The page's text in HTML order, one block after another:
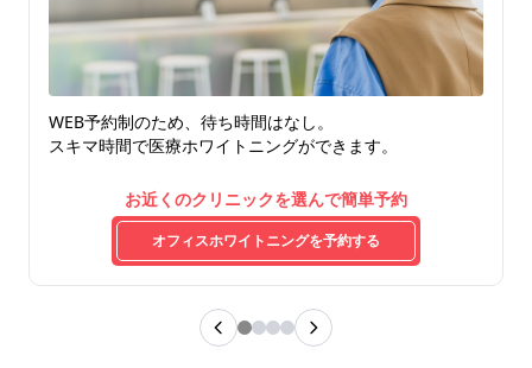
WEB予約制のため、待ち時間はなし。
スキマ時間で医療ホワイトニングができます。
お近くのクリニックを選んで簡単予約
オフィスホワイトニングを予約する